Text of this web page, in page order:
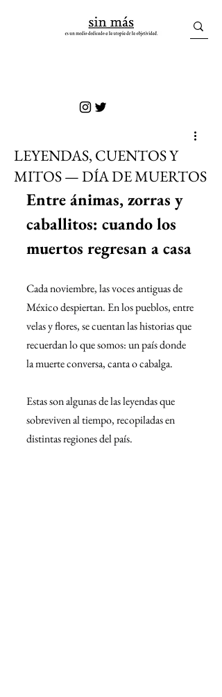
LEYENDAS, CUENTOS Y
MITOS — DÍA DE MUERTOS
Entre ánimas, zorras y
caballitos: cuando los
muertos regresan a casa
Cada noviembre, las voces antiguas de
México despiertan. En los pueblos, entre
velas y flores, se cuentan las historias que
recuerdan lo que somos: un país donde
la muerte conversa, canta o cabalga.
Estas son algunas de las leyendas que
sobreviven al tiempo, recopiladas en
distintas regiones del país.